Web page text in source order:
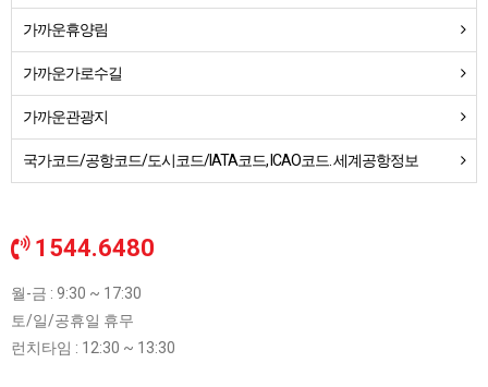
가까운휴양림
가까운가로수길
가까운관광지
국가코드/공항코드/도시코드/IATA코드, ICAO코드. 세계공항정보
1544.6480
월-금 : 9:30 ~ 17:30
토/일/공휴일 휴무
런치타임 : 12:30 ~ 13:30